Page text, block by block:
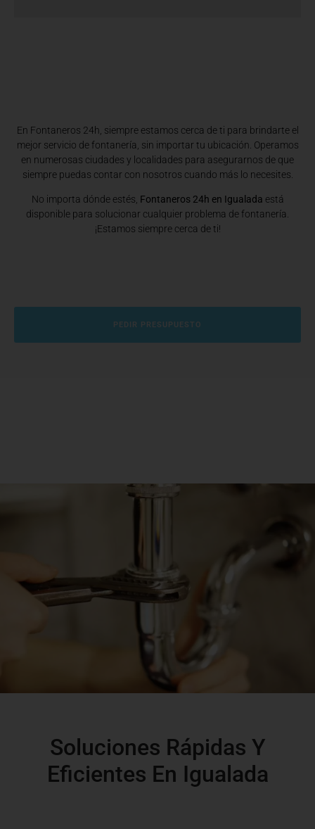
En Fontaneros 24h, siempre estamos cerca de ti para brindarte el
mejor servicio de fontanería, sin importar tu ubicación. Operamos
en numerosas ciudades y localidades para asegurarnos de que
siempre puedas contar con nosotros cuando más lo necesites.
No importa dónde estés, Fontaneros 24h en Igualada está
disponible para solucionar cualquier problema de fontanería.
¡Estamos siempre cerca de ti!
PEDIR PRESUPUESTO
Soluciones Rápidas Y
Eficientes En Igualada